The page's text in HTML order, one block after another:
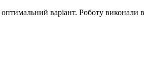
варіант. Роботу виконали